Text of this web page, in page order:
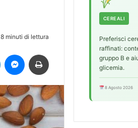
8 minuti di lettura
CEREALI
Preferisci
raffinati:
gruppo B e
glicemia.
8 Agosto 2026